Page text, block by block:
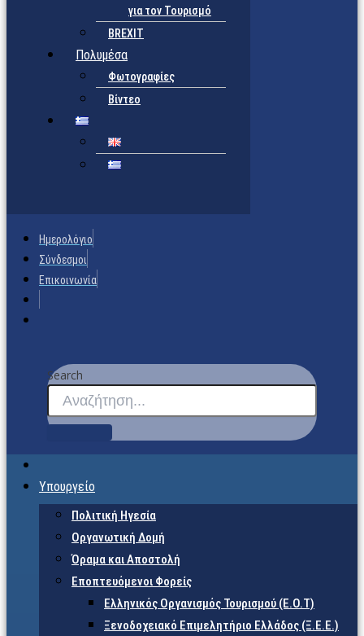
για τον Τουρισμό
BREXIT
Πολυμέσα
Φωτογραφίες
Βίντεο
Ημερολόγιο
Σύνδεσμοι
Επικοινωνία
Search
Υπουργείο
Πολιτική Ηγεσία
Οργανωτική Δομή
Όραμα και Αποστολή
Εποπτευόμενοι Φορείς
Eλληνικός Οργανισμός Τουρισμού (Ε.Ο.Τ)
Ξενοδοχειακό Επιμελητήριο Ελλάδος (Ξ.Ε.Ε.)